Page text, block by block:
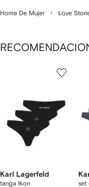
Home De Mujer Love
Karl Lagerfeld
tanga Ikon
set